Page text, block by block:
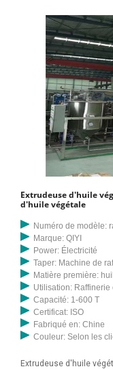
Extrudeuse d'huile
d'huile végétale
Numéro de modèle:
Marque: QIYI
Power: Électricité
Taper: Machine de
Matière première:
Utilisation: Raffinerie
Capacité: 1-600 T
Certificat: ISO
Fabriqué en: Chine
Couleur: Selon les
Extrudeuse d'huile